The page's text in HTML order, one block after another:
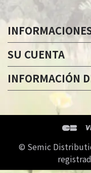
SU CUENTA
INFORMACIÓN
© Semic